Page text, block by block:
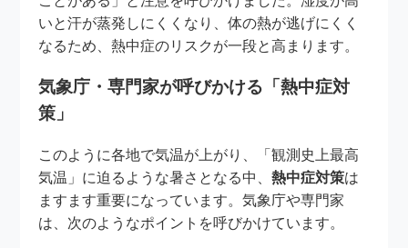
いと汗が蒸発しにくくなり、体の熱が逃げにくく
なるため、熱中症のリスクが一段と高まります。
気象庁・専門家が呼びかける「熱中症対
策」
このように各地で気温が上がり、「観測史上最高
気温」に迫るような暑さとなる中、熱中症対策は
ますます重要になっています。気象庁や専門家
は、次のようなポイントを呼びかけています。